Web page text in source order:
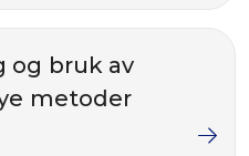
og bruk av
metoder